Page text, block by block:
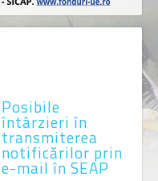
Posibile
întârzieri în
transmiterea
notificărilor prin
e-mail în SEAP